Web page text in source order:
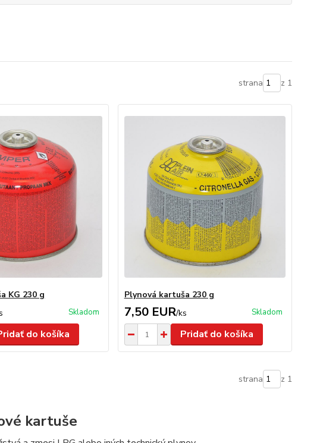
strana z 1
KG 230 g
Skladom
do košíka
Plynová kartuša 230 g
7,50 EUR/ks Skladom
Pridať do košíka
strana z 1
kartuše